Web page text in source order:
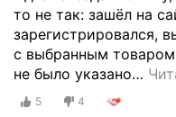
то не так: зашёл на
зарегистрировался,
с выбранным товаром
не было указано…
5 4